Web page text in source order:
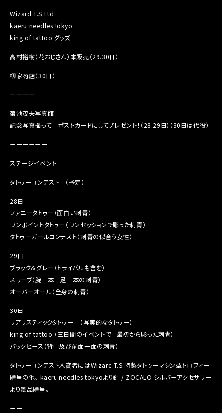
Wizard T.S.Ltd.
kaeru needles tokyo
king of tattoo グッズ
高村裕樹（花おじさん）本販売（29.30日）
柳家商店（30日）
ーーーー
菊池茂夫写真館
記念写真撮って ポストカードにしてプレゼント！（28.29日）（30日は代役）
ーーーーーー
ステージイベント
タトゥーコンテスト （予定）
28日
ファニータトゥー（面白い刺青）
ワンポイントタトゥー（ワンセッションで彫った刺青）
タトゥーガールコンテスト（刺青の似合う女性）
29日
ブラック＆グレー（トライバルも含む）
スリーブ（腕一本 足一本の刺青）
オーバーオール（全身の刺青）
30日
リアリスティックタトゥー （写実的なタトゥー）
king of tattoo （三日間のイベントで 最初から彫った刺青）
バックピース（背中及び前面一面の刺青）
タトゥーコンテスト入賞者にはWizard T.S 特製タトゥーマシン型トロフィー
贈呈の他、 kaeru needles tokyoより針 / ZOCALO シルバーアクセサリー
より景品贈呈。
ーー